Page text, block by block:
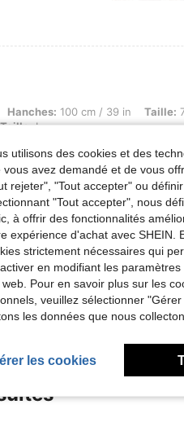
100 cm / 39 in, Taille: 70 cm / 28 in,
Hanches: 100 cm / 39 in Taille:
Taille:L
Voir Plus D'avis
utilisons des cookies et des
vous avez demandé et de vous
rejeter", "Tout accepter" ou
"Tout accepter", nous
à offrir des fonctionnalités
expérience d'achat avec SHEIN.
strictement nécessaires qui
en modifiant les
web. Pour en savoir plus sur les
veuillez sélectionner
les données que nous
les cookies